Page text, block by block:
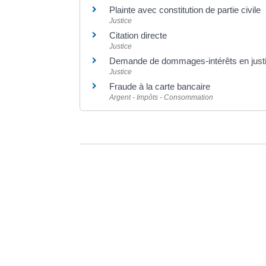
Plainte avec constitution de partie civile
Justice
Citation directe
Justice
Demande de dommages-intérêts en
Justice
Fraude à la carte bancaire
Argent - Impôts - Consommation